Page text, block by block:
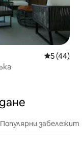
Средна
5 (44)
Популярни